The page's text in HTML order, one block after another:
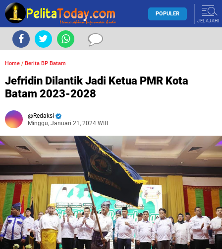
POPULER
JELAJAHI
Home / Berita BP Batam
Jefridin Dilantik Jadi Ketua PMR Kota
Batam 2023-2028
Redaksi
Minggu, Januari 21, 2024 WIB